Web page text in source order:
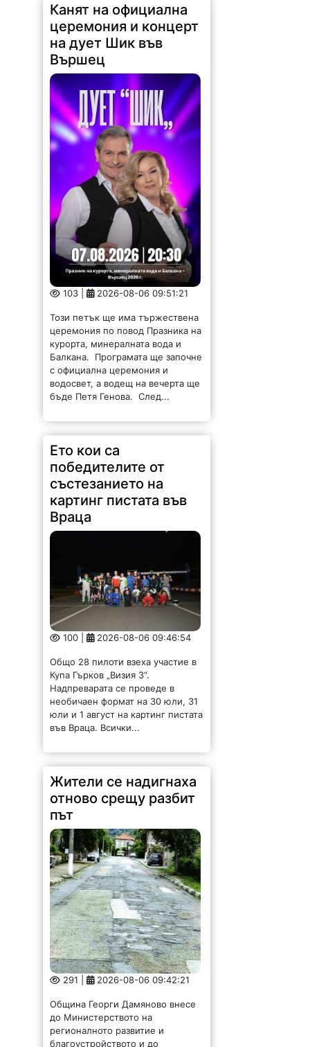
Канят на официална
церемония и концерт
на дует Шик във
Вършец
103 | 2026-08-06 09:51:21
Този петък ще има тържествена
церемония по повод Празника на
курорта, минералната вода и
Балкана. Програмата ще започне
с официална церемония и
водосвет, а водещ на вечерта ще
бъде Петя Генова. След...
Ето кои са
победителите от
състезанието на
картинг пистата във
Враца
100 | 2026-08-06 09:46:54
Общо 28 пилоти взеха участие в
Купа Гърков „Визия 3“.
Надпреварата се проведе в
необичаен формат на 30 юли, 31
юли и 1 август на картинг пистата
във Враца. Всички...
Жители се надигнаха
отново срещу разбит
път
291 | 2026-08-06 09:42:21
Община Георги Дамяново внесе
до Министерството на
регионалното развитие и
благоустройството и до